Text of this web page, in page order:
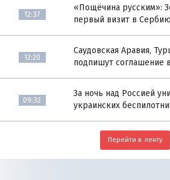
12:37
«Пощёчина русским»:
первый визит в Сербию
12:20
Саудовская Аравия,
подпишут соглашение
09:32
За ночь над Россией
украинских
Перейти в ленту